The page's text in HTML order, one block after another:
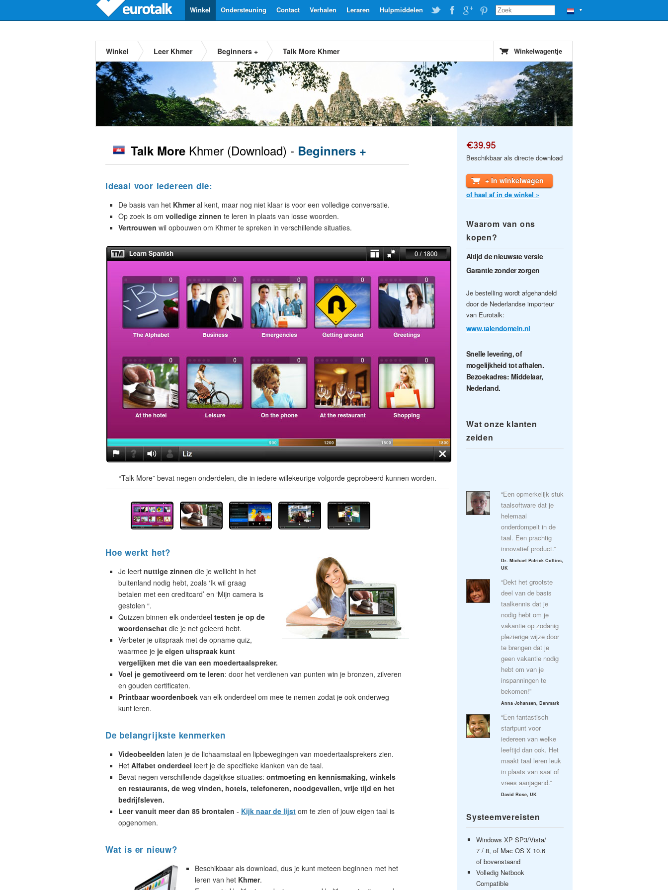
▼
Hulpmiddelen
Leraren
Verhalen
Contact
Ondersteuning
Winkel
Winkel Leer Khmer Beginners + Talk More Khmer Winkelwagentje
Talk More Khmer (Download) - Beginners +
Ideaal voor iedereen die:
De basis van het Khmeral kent, maar nog niet klaar is voor een volledige conversatie.
Op zoek is om volledige zinnen te leren in plaats van losse woorden.
Vertrouwen wil opbouwen om Khmer te spreken in verschillende situaties.
“Talk More” bevat negen onderdelen, die in iedere willekeurige volgorde geprobeerd kunnen worden.
Hoe werkt het?
Je leert nuttige zinnen die je wellicht in het
buitenland nodig hebt, zoals ‘Ik wil graag
betalen met een creditcard’ en ‘Mijn camera is
gestolen “.
Quizzen binnen elk onderdeel testen je op de
woordenschat die je net geleerd hebt.
Verbeter je uitspraak met de opname quiz,
waarmee je je eigen uitspraak kunt
vergelijken met die van een moedertaalspreker.
Voel je gemotiveerd om te leren: door het verdienen van punten win je bronzen, zilveren
en gouden certificaten.
Printbaar woordenboek van elk onderdeel om mee te nemen zodat je ook onderweg
kunt leren.
De belangrijkste kenmerken
Videobeelden laten je de lichaamstaal en lipbewegingen van moedertaalsprekers zien.
Het Alfabet onderdeel leert je de specifieke klanken van de taal.
Bevat negen verschillende dagelijkse situaties: ontmoeting en kennismaking, winkels
en restaurants, de weg vinden, hotels, telefoneren, noodgevallen, vrije tijd en het
bedrijfsleven.
Leer vanuit meer dan 85 brontalen - Kijk naar de lijst om te zien of jouw eigen taal is
opgenomen.
Wat is er nieuw?
Beschikbaar als download, dus je kunt meteen beginnen met het
leren van het Khmer.
€39.95
Beschikbaar als directe download
+ In winkelwagen
of haal af in de winkel »
Waarom van ons
kopen?
Altijd de nieuwste versie
Garantie zonder zorgen
Je bestelling wordt afgehandeld
door de Nederlandse importeur
van Eurotalk:
www.talendomein.nl
Snelle levering, of
mogelijkheid tot afhalen.
Bezoekadres: Middelaar,
Nederland.
Wat onze klanten
zeiden
“Een opmerkelijk stuk
taalsoftware dat je
helemaal
onderdompelt in de
taal. Een prachtig
innovatief product.”
Dr. Michael Patrick Collins,
UK
“Dekt het grootste
deel van de basis
taalkennis dat je
nodig hebt om je
vakantie op zodanig
plezierige wijze door
te brengen dat je
geen vakantie nodig
hebt om van je
inspanningen te
bekomen!”
Anna Johansen, Denmark
“Een fantastisch
startpunt voor
iedereen van welke
leeftijd dan ook. Het
maakt taal leren leuk
in plaats van saai of
vrees aanjagend.”
David Rose, UK
Systeemvereisten
Windows XP SP3/Vista/
7 / 8, of Mac OS X 10.6
of bovenstaand
Volledig Netbook
Compatible